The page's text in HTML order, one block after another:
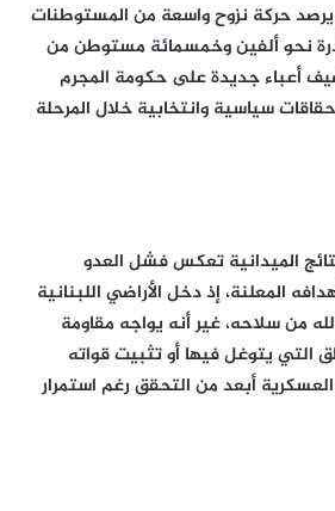
يرصد حركة نزوح واسعة من المستوطنات
نحو ألفين وخمسمائة مستوطن من
أعباء جديدة على حكومة المجرم
سياسية وانتخابية خلال المرحلة
الميدانية تعكس فشل العدو
المعلنة، إذ دخل الأراضي اللبنانية
من سلاحه، غير أنه يواجه مقاومة
التي يتوغل فيها أو تثبيت قواته
أبعد من التحقق رغم استمرار